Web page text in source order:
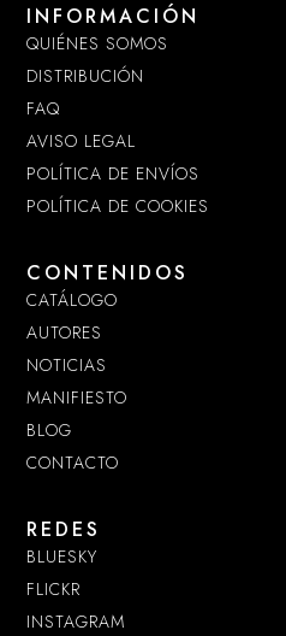
INFORMACIÓN
QUIÉNES SOMOS
DISTRIBUCIÓN
FAQ
AVISO LEGAL
POLÍTICA DE ENVÍOS
POLÍTICA DE COOKIES
CONTENIDOS
CATÁLOGO
AUTORES
NOTICIAS
MANIFIESTO
BLOG
CONTACTO
REDES
BLUESKY
FLICKR
INSTAGRAM